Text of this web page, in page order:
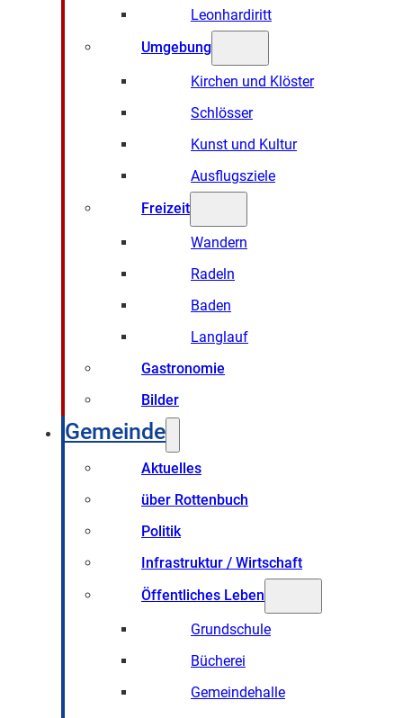
Leonhardiritt
Umgebung
Kirchen und Klöster
Schlösser
Kunst und Kultur
Ausflugsziele
Freizeit
Wandern
Radeln
Baden
Langlauf
Gastronomie
Bilder
Gemeinde
Aktuelles
über Rottenbuch
Politik
Infrastruktur / Wirtschaft
Öffentliches Leben
Grundschule
Bücherei
Gemeindehalle